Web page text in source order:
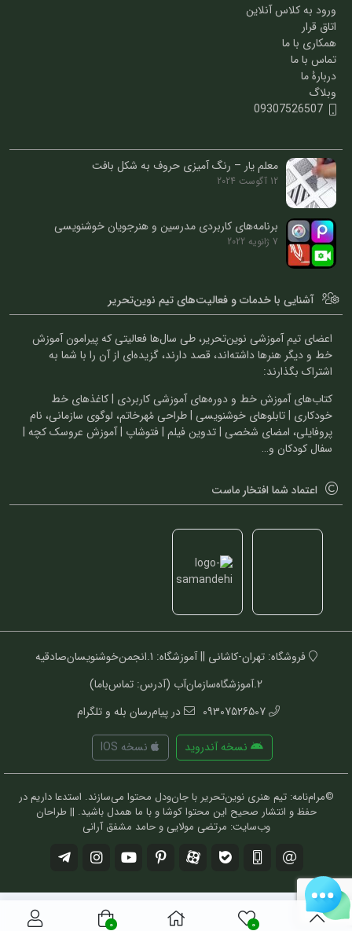
ورود به کلاس آنلاین
اتاق قرار
همکاری با ما
تماس با ما
دربارۀ ما
وبلاگ
09307526507
معلم یار – رنگ آمیزی حروف به شکل بافت
12 آگوست 2024
برنامه‌های کاربردی مدرسین و هنرجویان خوشنویسی
7 ژانویه 2022
آشنایی با خدمات و فعالیت‌های تیم نوین‌تحریر
اعضای تیم آموزشی نوین‌تحریر، طی سال‌ها فعالیتی که پیرامون آموزش
خط و دیگر هنرها داشته‌اند، قصد دارند، گزیده‌ای از آن را با شما به
اشتراک بگذارند:
کتاب‌های آموزش خط و دوره‌های آموزشی کاربردی | کاغذهای خط
خودکاری | تابلوهای خوشنویسی | طراحی مُهرخاتم، لوگوی سازمانی، نام
پروفایلی، امضای شخصی | تدوین فیلم | فتوشاپ | آموزش عروسک کچه |
سفال کودکان و…
اعتماد شما افتخار ماست
فروشگاه: تهران-کاشانی || آموزشگاه: 1.انجمن‌خوشنویسان‌صادقیه
2.آموزشگاه‌سازمان‌آب (آدرس: تماس‌باما)
09307526507
در پیام‌رسان بله و تلگرام
نسخه آندروید نسخه IOS
©مرام‌نامه: تیم هنری نوین‌تحریر با جان‌ودل محتوا می‌سازند. استدعا داریم در
حفظ و انتشار صحیح این محتوا کوشا و با ما همدل باشید. || طراحان
وب‌سایت: مرتضی مولایی و حامد مشفق آرانی
0
0